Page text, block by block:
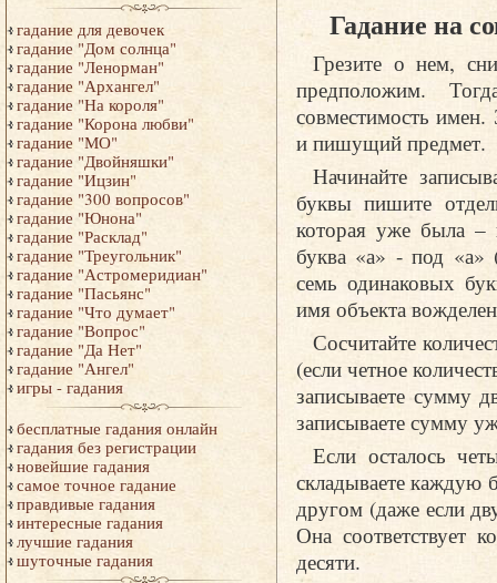
гадание для девочек
гадание "Дом солнца"
гадание "Ленорман"
гадание "Архангел"
гадание "На короля"
гадание "Корона любви"
гадание "МО"
гадание "Двойняшки"
гадание "Ицзин"
гадание "300 вопросов"
гадание "Юнона"
гадание "Расклад"
гадание "Треугольник"
гадание "Астромеридиан"
гадание "Пасьянс"
гадание "Что думает"
гадание "Вопрос"
гадание "Да Нет"
гадание "Ангел"
игры - гадания
бесплатные гадания онлайн
гадания без регистрации
новейшие гадания
самое точное гадание
правдивые гадания
интересные гадания
лучшие гадания
шуточные гадания
Гадание на
Грезите о нем,
предположим.
совместимость
и пишущий предмет.
Начинайте
буквы пишите
которая уже была –
буква «а» - под «а»
семь одинаковых
имя объекта
Сосчитайте
(если четное
записываете сумму
записываете сумму
Если осталось
складываете каждую
другом (даже если
Она соответствует
десяти.